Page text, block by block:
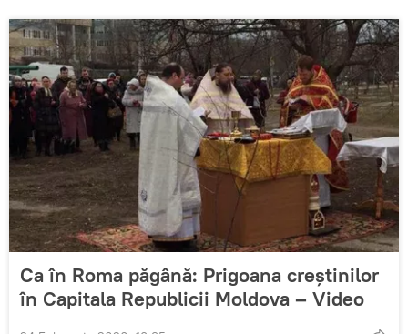
Ca în Roma păgână: Prigoana creștinilor
în Capitala Republicii Moldova – Video